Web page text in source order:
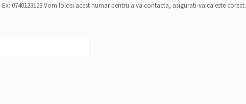
0740123123 Vom folosi acest numar pentru a va contacta, asigurati-va ca este corect.